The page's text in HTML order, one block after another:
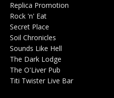
Replica Promotion
Rock 'n' Eat
Secret Place
Soil Chronicles
Sounds Like Hell
The Dark Lodge
The O'Liver Pub
Titi Twister Live Bar